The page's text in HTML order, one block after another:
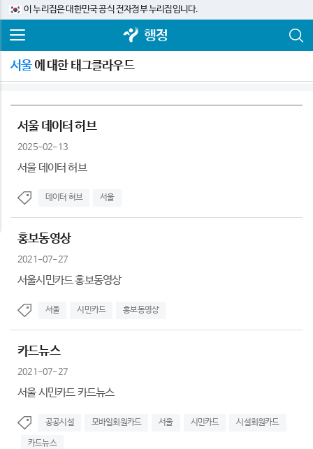
이 누리집은 대한민국 공식 전자정부 누리집입니다.
행정
서울에 대한 태그클라우드
서울 데이터 허브
2025-02-13
서울 데이터 허브
데이터 허브 서울
홍보동영상
2021-07-27
서울시민카드 홍보동영상
서울 시민카드 홍보동영상
카드뉴스
2021-07-27
서울 시민카드 카드뉴스
공공시설 모바일회원카드 서울 시민카드 시설회원카드
카드뉴스